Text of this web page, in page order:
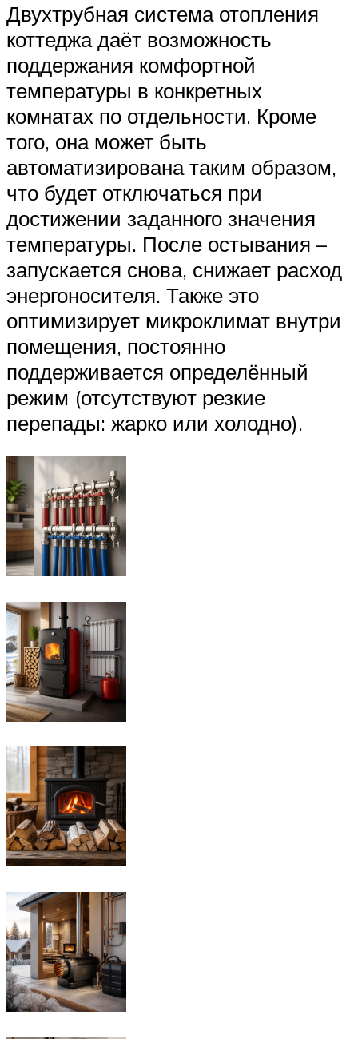
Двухтрубная система отопления
коттеджа даёт возможность
поддержания комфортной
температуры в конкретных
комнатах по отдельности. Кроме
того, она может быть
автоматизирована таким образом,
что будет отключаться при
достижении заданного значения
температуры. После остывания –
запускается снова, снижает расход
энергоносителя. Также это
оптимизирует микроклимат внутри
помещения, постоянно
поддерживается определённый
режим (отсутствуют резкие
перепады: жарко или холодно).